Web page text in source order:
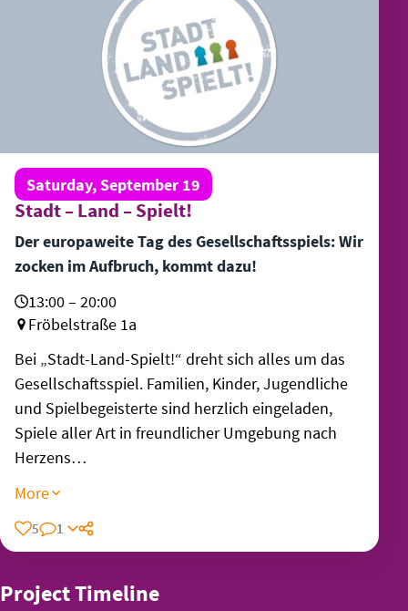
Saturday, September 19
Stadt – Land – Spielt!
Der europaweite Tag des Gesellschaftsspiels: Wir
zocken im Aufbruch, kommt dazu!
13:00 – 20:00
Fröbelstraße 1a
Bei „Stadt-Land-Spielt!“ dreht sich alles um das
Gesellschaftsspiel. Familien, Kinder, Jugendliche
und Spielbegeisterte sind herzlich eingeladen,
Spiele aller Art in freundlicher Umgebung nach
Herzens…
More
5 1 Share
Project Timeline